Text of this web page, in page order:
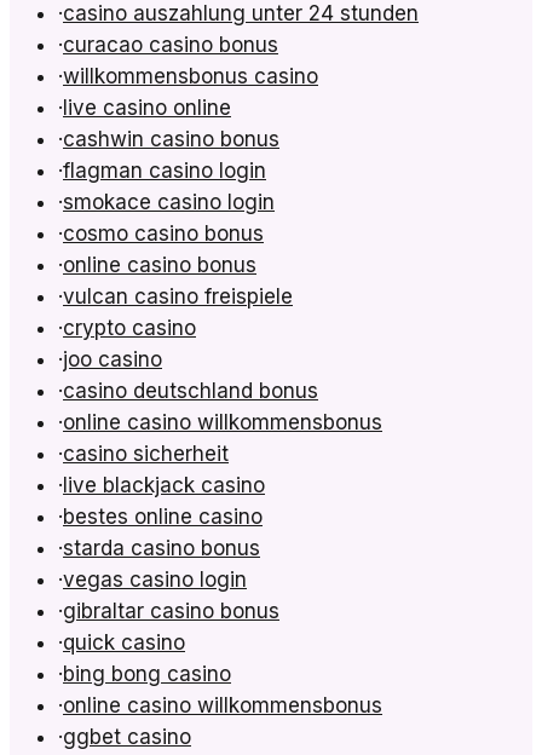
·casino auszahlung unter 24 stunden
·curacao casino bonus
·willkommensbonus casino
· live casino online
·cashwin casino bonus
·flagman casino login
·smokace casino login
·cosmo casino bonus
·online casino bonus
·vulcan casino freispiele
·crypto casino
·joo casino
·casino deutschland bonus
·online casino willkommensbonus
·casino sicherheit
· live blackjack casino
·bestes online casino
·starda casino bonus
·vegas casino login
·gibraltar casino bonus
·quick casino
·bing bong casino
·online casino willkommensbonus
·ggbet casino